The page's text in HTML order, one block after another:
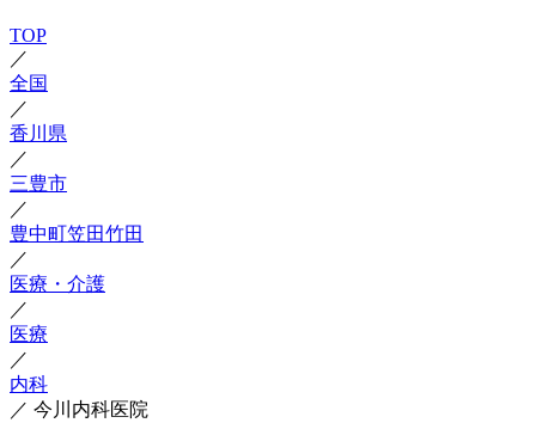
TOP
／
全国
／
香川県
／
三豊市
／
豊中町笠田竹田
／
医療・介護
／
医療
／
内科
／ 今川内科医院